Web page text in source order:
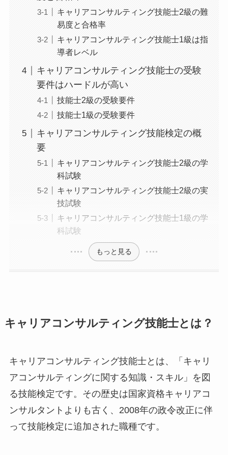
キャリアコンサルティング技能士2級の難
易度と合格率
キャリアコンサルティング技能士1級は指
導者レベル
キャリアコンサルティング技能士の受験
要件はハードルが高い
技能士2級の受験要件
技能士1級の受験要件
キャリアコンサルティング技能検定の概
要
キャリアコンサルティング技能士2級の学
科試験
キャリアコンサルティング技能士2級の実
技試験
キャリアコンサルティング技能士1級の学
科試験
もっと見る
キャリアコンサルティング技能士とは？
キャリアコンサルティング技能士とは、「キャリ
アコンサルティングに関する知識・スキル」を図
る技能検定です。その歴史は国家資格キャリアコ
ンサルタントよりも古く、2008年の政令改正に伴
って技能検定に追加された職種です。